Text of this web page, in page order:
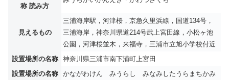
称 読み方
見えるもの
三浦海岸駅，河津桜，京急久里浜線，国道134号，
三浦海岸，神奈川県道214号武上宮田線，小松ヶ池
公園，河津桜並木，来福寺，三浦市立旭小学校付近
設置場所の名称
神奈川県三浦市南下浦町上宮田
設置場所の名称
かながわけん みうらし みなみしたうらまちかみ